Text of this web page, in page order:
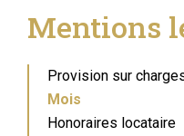
Mentions
Provision sur
Mois
Honoraires locataire